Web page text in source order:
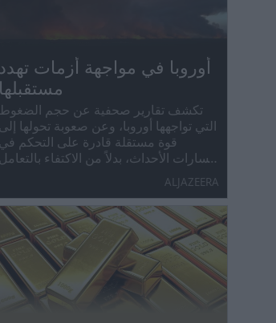
أوروبا في مواجهة أزمات تهدد
مستقبلها
تكشف تقارير صحفية عن حجم الضغوط
التي تواجهها أوروبا، وعن صعوبة تحولها إلى
قوة مستقلة قادرة على التحكم في
مسارات الأحداث، بدلاً من الاكتفاء بالتعامل
مع أزمات تصنعها في كثير من الأحيانALJAZEERA